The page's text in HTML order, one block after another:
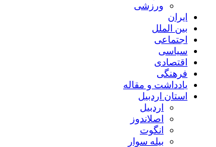
ورزشی
ایران
بین الملل
اجتماعی
سیاسی
اقتصادی
فرهنگی
یادداشت و مقاله
استان اردبیل
اردبیل
اصلاندوز
انگوت
بیله سوار